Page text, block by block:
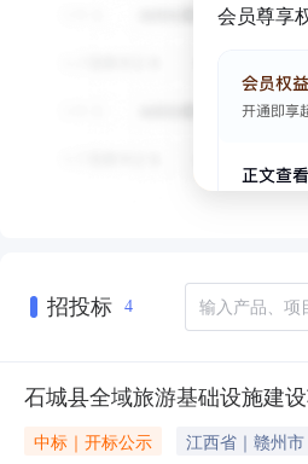
会员尊享
招投标 4
石城县全域旅游基础设施建
中标｜开标公示
江西省｜赣州